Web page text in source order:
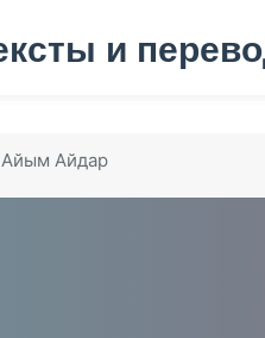
Айым Айдар